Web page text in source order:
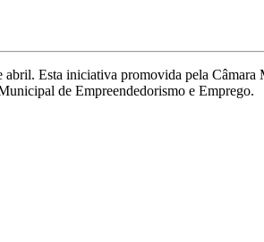
Esta iniciativa promovida pela
de Empreendedorismo e Emprego.